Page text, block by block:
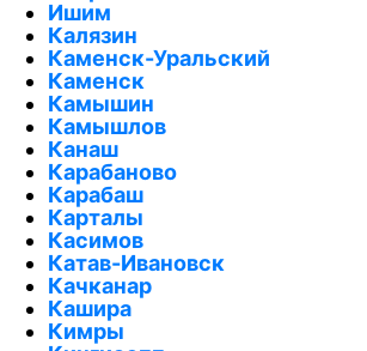
Ишим
Калязин
Каменск-Уральский
Каменск
Камышин
Камышлов
Канаш
Карабаново
Карабаш
Карталы
Касимов
Катав-Ивановск
Качканар
Кашира
Кимры